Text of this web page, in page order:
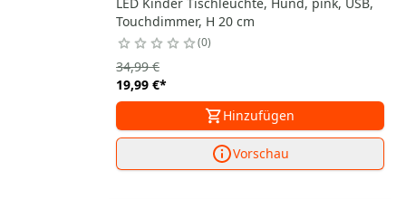
Touchdimmer, H 20 cm
0
19,99 €*
34,99 €
Hinzufügen
Vorschau